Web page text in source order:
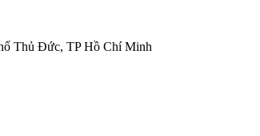
Thủ Đức, TP Hồ Chí Minh